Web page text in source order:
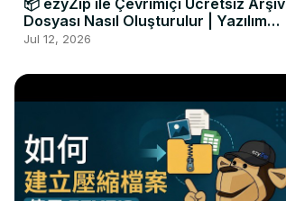
Dosyası Nasıl Oluşturulur | Yazılım
Kurulumu Gerekmez
Jul 12, 2026